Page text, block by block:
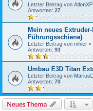
Letzter Beitrag von AtlonXP
Antworten: 27
Mein neues
Führungsschiene)
Letzter Beitrag von mhier «
Antworten: 93
Umbau E3D Titan
Letzter Beitrag von
Antworten: 70
Neues Thema